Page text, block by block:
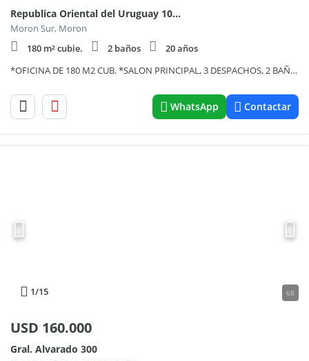
Republica Oriental del Uruguay 100, Piso 1
Moron Sur, Moron
180 m² cubie.
2 baños
20 años
*OFICINA DE 180 M2 CUB. *SALON PRINCIPAL, 3 DESPACHOS, 2 BAÑOS Y COCINA *GARANTIA PROPIETARIA
WhatsApp Contactar
1/15 68
USD 160.000
Gral. Alvarado 300